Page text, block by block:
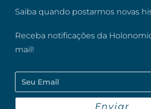
Saiba quando postarmos novas
Receba notificações da
mail!
Enviar